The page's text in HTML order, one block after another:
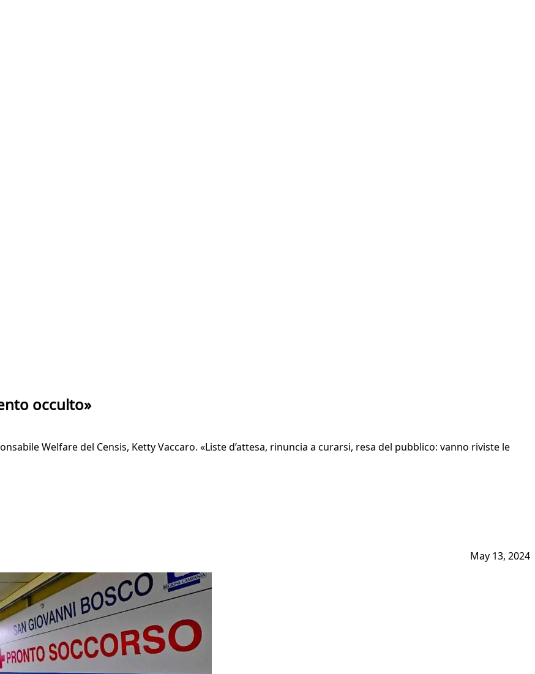
occulto»
Welfare del Censis, Ketty Vaccaro. «Liste d’attesa, rinuncia a curarsi, resa del pubblico: vanno riviste le
May 13, 2024